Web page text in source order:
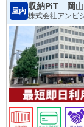
屋内
収納PiT 岡山
株式会社アンビ